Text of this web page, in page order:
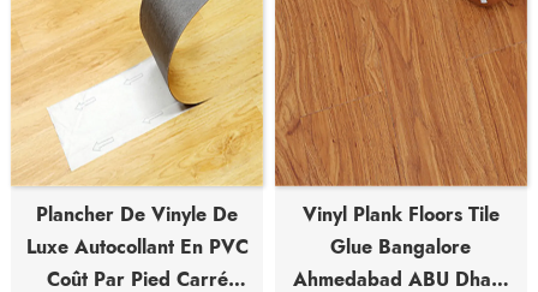
Plancher De Vinyle De
Luxe Autocollant En PVC
Coût Par Pied Carré
Vinyl Plank Floors Tile
Glue Bangalore
Ahmedabad ABU Dhabi